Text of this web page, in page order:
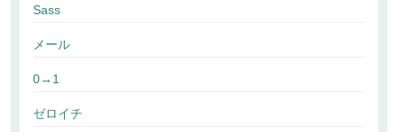
Sass
メール
0→1
ゼロイチ